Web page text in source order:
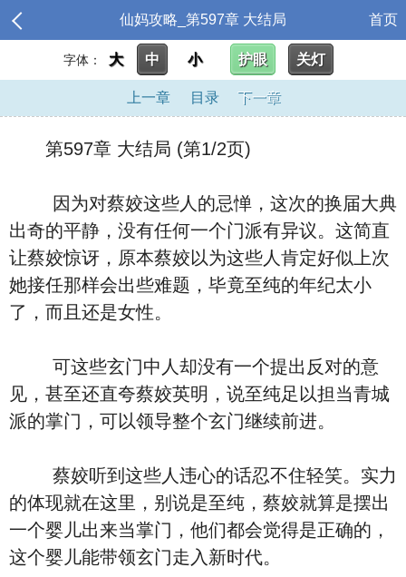
仙妈攻略_第597章 大结局 首页
字体： 大 中 小 护眼 关灯
上一章 目录 下一章
第597章 大结局 (第1/2页)
因为对蔡姣这些人的忌惮，这次的换届大典
出奇的平静，没有任何一个门派有异议。这简直
让蔡姣惊讶，原本蔡姣以为这些人肯定好似上次
她接任那样会出些难题，毕竟至纯的年纪太小
了，而且还是女性。
可这些玄门中人却没有一个提出反对的意
见，甚至还直夸蔡姣英明，说至纯足以担当青城
派的掌门，可以领导整个玄门继续前进。
蔡姣听到这些人违心的话忍不住轻笑。实力
的体现就在这里，别说是至纯，蔡姣就算是摆出
一个婴儿出来当掌门，他们都会觉得是正确的，
这个婴儿能带领玄门走入新时代。